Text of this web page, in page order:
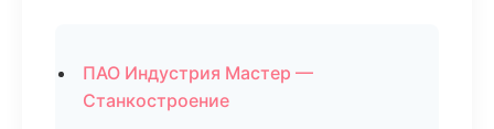
ПАО Индустрия Мастер —
Станкостроение